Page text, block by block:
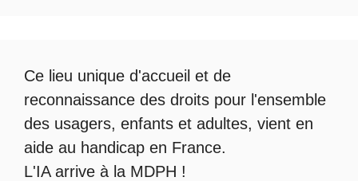
Ce lieu unique d'accueil et de
reconnaissance des droits pour l'ensemble
des usagers, enfants et adultes, vient en
aide au handicap en France.
L'IA arrive à la MDPH !